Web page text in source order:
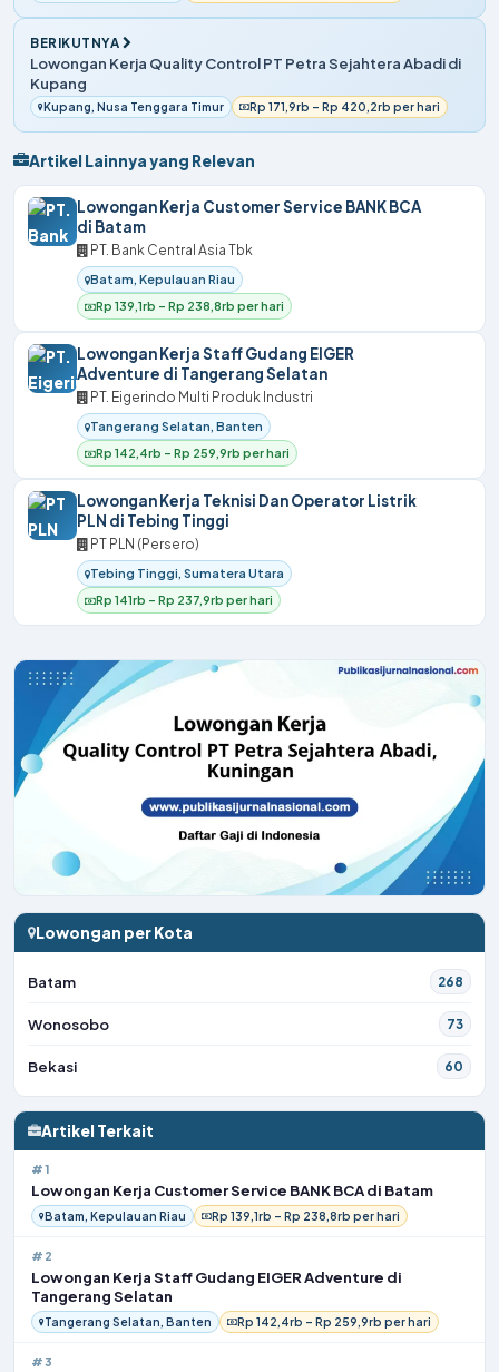
BERIKUTNYA
Lowongan Kerja Quality Control PT Petra Sejahtera Abadi di
Kupang
Kupang, Nusa Tenggara Timur Rp 171,9rb – Rp 420,2rb per hari
Artikel Lainnya yang Relevan
Lowongan Kerja Customer Service BANK BCA
di Batam
PT. Bank Central Asia Tbk
Batam, Kepulauan Riau
Rp 139,1rb – Rp 238,8rb per hari
Lowongan Kerja Staff Gudang EIGER
Adventure di Tangerang Selatan
PT. Eigerindo Multi Produk Industri
Tangerang Selatan, Banten
Rp 142,4rb – Rp 259,9rb per hari
Lowongan Kerja Teknisi Dan Operator Listrik
PLN di Tebing Tinggi
PT PLN (Persero)
Tebing Tinggi, Sumatera Utara
Rp 141rb – Rp 237,9rb per hari
Lowongan per Kota
Batam 268
Wonosobo 73
Bekasi 60
Artikel Terkait
#1
Lowongan Kerja Customer Service BANK BCA di Batam
Batam, Kepulauan Riau Rp 139,1rb – Rp 238,8rb per hari
#2
Lowongan Kerja Staff Gudang EIGER Adventure di
Tangerang Selatan
Tangerang Selatan, Banten Rp 142,4rb – Rp 259,9rb per hari
#3